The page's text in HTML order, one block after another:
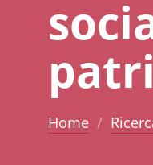
Home